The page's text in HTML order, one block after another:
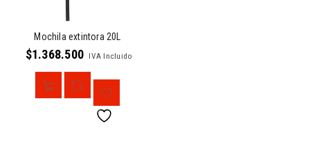
Mochila extintora 20L
$1.368.500 IVA Incluido